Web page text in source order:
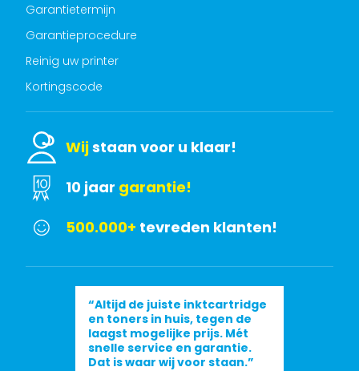
Garantietermijn
Garantieprocedure
Reinig uw printer
Kortingscode
Wijstaan voor u klaar!
10 jaar garantie!
500.000+ tevreden klanten!
“Altijd de juiste inktcartridge
en toners in huis, tegen de
laagst mogelijke prijs. Mét
snelle service en garantie.
Dat is waar wij voor staan.”